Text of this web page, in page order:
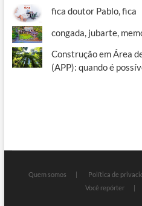
fica doutor Pablo, fica
congada, jubarte,
Construção em Área
(APP): quando é
Quem somos Política de
Você repórter